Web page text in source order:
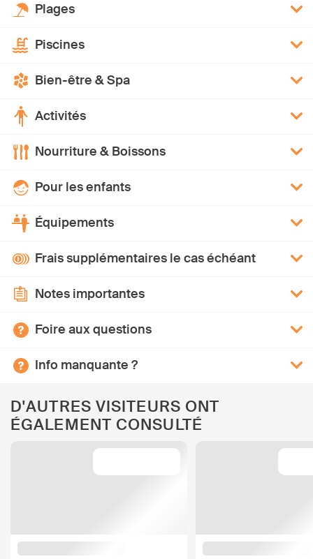
Plages
Piscines
Bien-être & Spa
Activités
Nourriture & Boissons
Pour les enfants
Équipements
Frais supplémentaires le cas échéant
Notes importantes
Foire aux questions
Info manquante ?
D'AUTRES VISITEURS ONT
ÉGALEMENT CONSULTÉ